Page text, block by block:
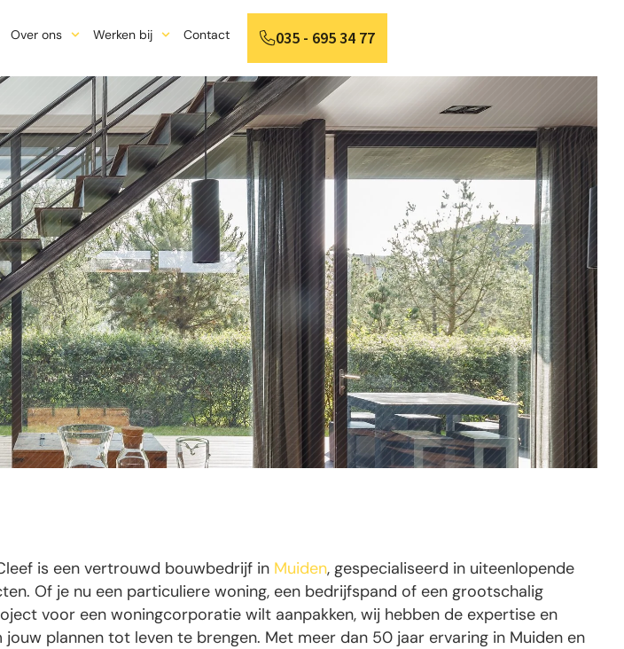
Over ons Werken bij Contact 035 - 695 34 77
is een vertrouwd bouwbedrijf in Muiden, gespecialiseerd in uiteenlopende
Of je nu een particuliere woning, een bedrijfspand of een grootschalig
voor een woningcorporatie wilt aanpakken, wij hebben de expertise en
jouw plannen tot leven te brengen. Met meer dan 50 jaar ervaring in Muiden en